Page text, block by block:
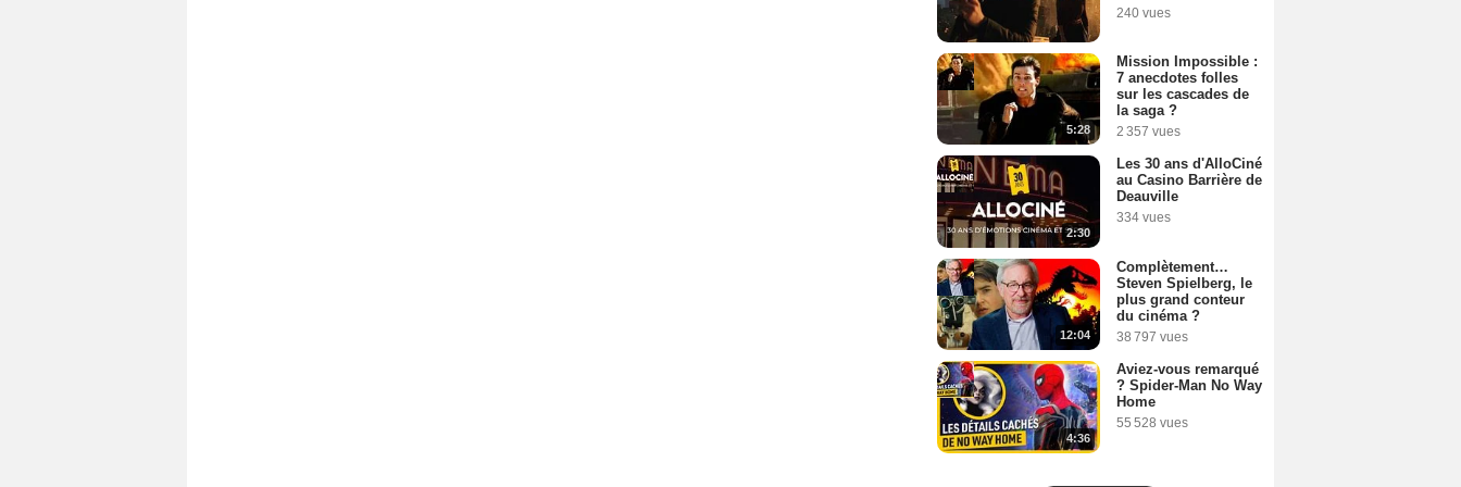
240 vues
5:28
Mission Impossible :
7 anecdotes folles
sur les cascades de
la saga ?
2 357 vues
2:30
Les 30 ans d'AlloCiné
au Casino Barrière de
Deauville
334 vues
12:04
Complètement…
Steven Spielberg, le
plus grand conteur
du cinéma ?
38 797 vues
4:36
Aviez-vous remarqué
? Spider-Man No Way
Home
55 528 vues